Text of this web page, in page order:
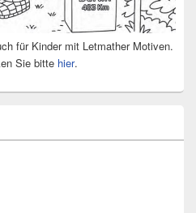
für Kinder mit Letmather Motiven.
Sie bitte hier.